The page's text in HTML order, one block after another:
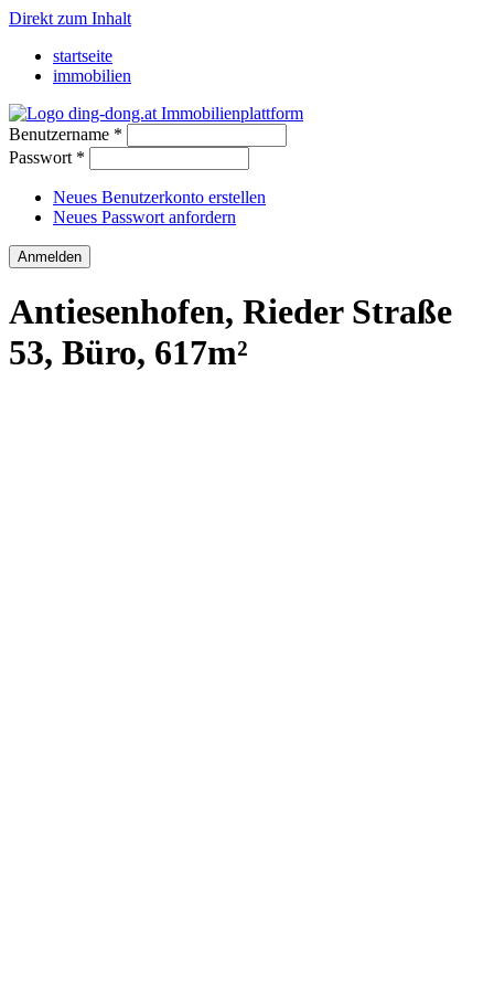
Direkt zum Inhalt
startseite
immobilien
Benutzername *
Passwort *
Neues Benutzerkonto erstellen
Neues Passwort anfordern
Antiesenhofen, Rieder Straße
53, Büro, 617m²